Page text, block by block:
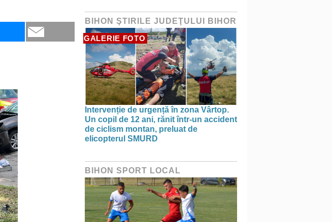
BIHON ŞTIRILE JUDEŢULUI BIHOR
GALERIE FOTO
Intervenție de urgență în zona Vârtop.
Un copil de 12 ani, rănit într-un accident
de ciclism montan, preluat de
elicopterul SMURD
BIHON SPORT LOCAL